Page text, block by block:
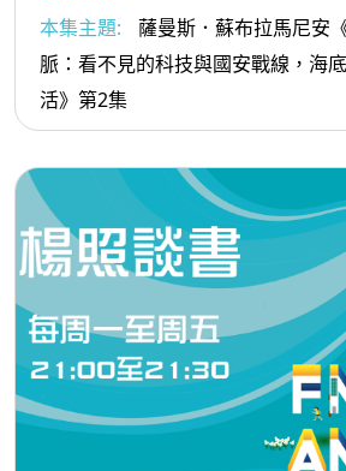
本集主題:
薩曼斯．蘇布拉馬尼安
脈：看不見的科技與國安戰線，海
活》第2集